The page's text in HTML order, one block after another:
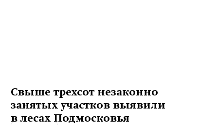
Свыше трехсот незаконно
занятых участков выявили
в лесах Подмосковья